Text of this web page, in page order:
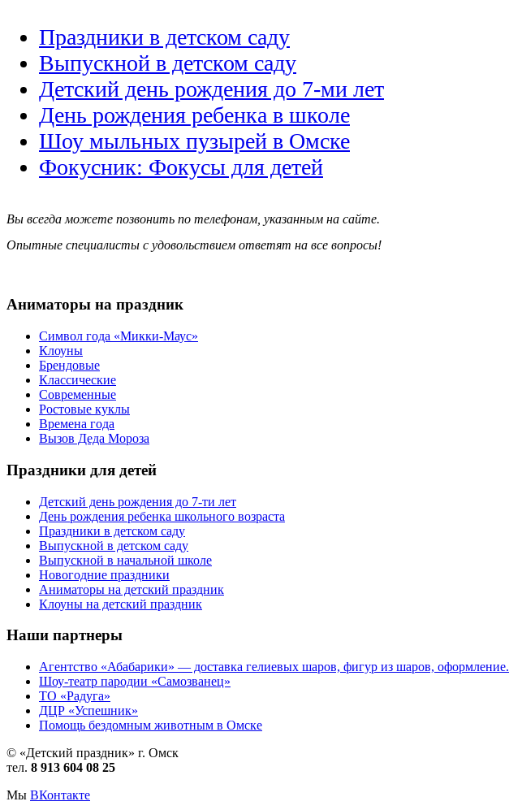
Праздники в детском саду
Выпускной в детском саду
Детский день рождения до 7-ми лет
День рождения ребенка в школе
Шоу мыльных пузырей в Омске
Фокусник: Фокусы для детей
Вы всегда можете позвонить по телефонам, указанным на сайте.
Опытные специалисты с удовольствием ответят на все вопросы!
Аниматоры на праздник
Символ года «Микки-Маус»
Клоуны
Брендовые
Классические
Современные
Ростовые куклы
Времена года
Вызов Деда Мороза
Праздники для детей
Детский день рождения до 7-ти лет
День рождения ребенка школьного возраста
Праздники в детском саду
Выпускной в детском саду
Выпускной в начальной школе
Новогодние праздники
Аниматоры на детский праздник
Клоуны на детский праздник
Наши партнеры
Агентство «Абабарики» — доставка гелиевых шаров, фигур из шаров, оформление.
Шоу-театр пародии «Самозванец»
ТО «Радуга»
ДЦР «Успешник»
Помощь бездомным животным в Омске
© «Детский праздник» г. Омск
тел. 8 913 604 08 25
Мы ВКонтакте